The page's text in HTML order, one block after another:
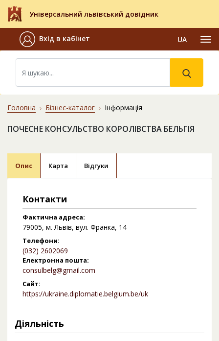
Універсальний львівський довідник
Вхід в кабінет UA
Головна Бізнес-каталог Інформація
ПОЧЕСНЕ КОНСУЛЬСТВО КОРОЛІВСТВА БЕЛЬГІЯ
Опис Карта Відгуки
Контакти
Фактична адреса:
79005, м. Львів, вул. Франка, 14
Телефони:
(032) 2602069
Електронна пошта:
consulbelg@gmail.com
Сайт:
https://ukraine.diplomatie.belgium.be/uk
Діяльність